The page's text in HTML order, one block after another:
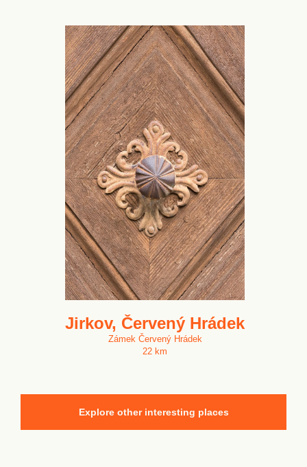
Jirkov, Červený Hrádek
Zámek Červený Hrádek
22 km
Explore other interesting places